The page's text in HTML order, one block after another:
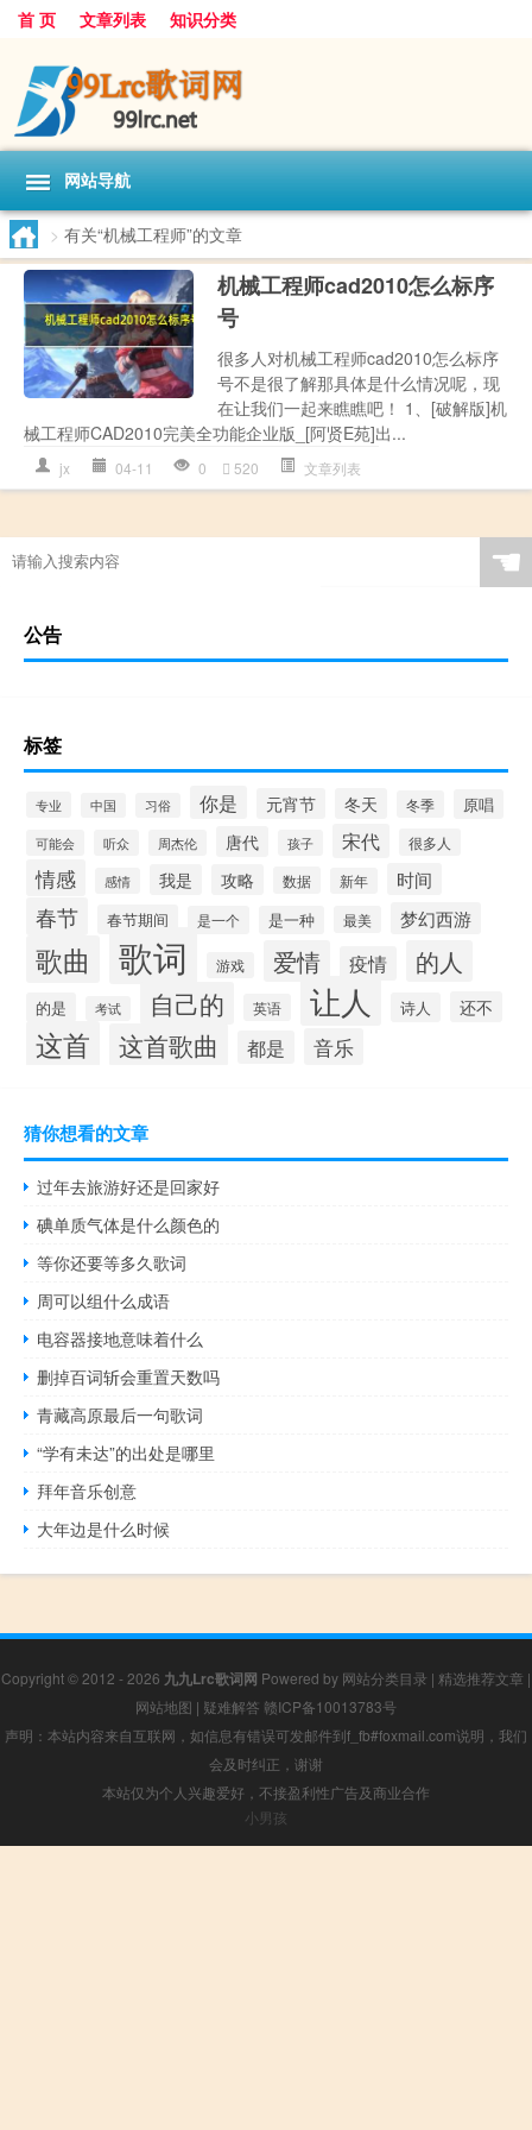
首 页 文章列表 知识分类
网站导航
> 有关“机械工程师”的文章
机械工程师cad2010怎么标序
号
很多人对机械工程师cad2010怎么标序
号不是很了解那具体是什么情况呢，现
在让我们一起来瞧瞧吧！ 1、[破解版]机
械工程师CAD2010完美全功能企业版_[阿贤E苑]出...
jx 04-11 0 520 文章列表
☚
公告
标签
专业 中国 习俗 你是 元宵节 冬天 冬季 原唱
可能会 听众 周杰伦 唐代 孩子 宋代 很多人
情感 感情 我是 攻略 数据 新年 时间
春节 春节期间 是一个 是一种 最美 梦幻西游
歌曲 歌词 游戏 爱情 疫情 的人
的是 考试 自己的 英语 让人 诗人 还不
这首 这首歌曲 都是 音乐
猜你想看的文章
过年去旅游好还是回家好
碘单质气体是什么颜色的
等你还要等多久歌词
周可以组什么成语
电容器接地意味着什么
删掉百词斩会重置天数吗
青藏高原最后一句歌词
“学有未达”的出处是哪里
拜年音乐创意
大年边是什么时候
Copyright © 2012 - 2026 九九Lrc歌词网 Powered by 网站分类目录 | 精选推荐文章 |
网站地图 | 疑难解答 赣ICP备10013783号
声明：本站内容来自互联网，如信息有错误可发邮件到f_fb#foxmail.com说明，我们
会及时纠正，谢谢
本站仅为个人兴趣爱好，不接盈利性广告及商业合作
小男孩